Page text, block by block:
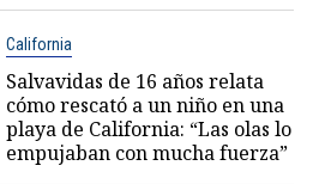
California
Salvavidas de 16 años relata
cómo rescató a un niño en una
playa de California: “Las olas lo
empujaban con mucha fuerza”